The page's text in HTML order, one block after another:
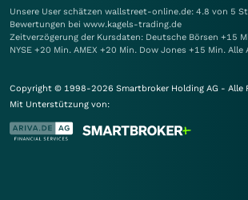
Unsere User schätzen wallstreet-online.de: 4.8 von 5
Bewertungen bei www.kagels-trading.de
Zeitverzögerung der Kursdaten: Deutsche Börsen +15
NYSE +20 Min. AMEX +20 Min. Dow Jones +15 Min. Alle
Copyright © 1998-2026 Smartbroker Holding AG - Alle
Mit Unterstützung von: